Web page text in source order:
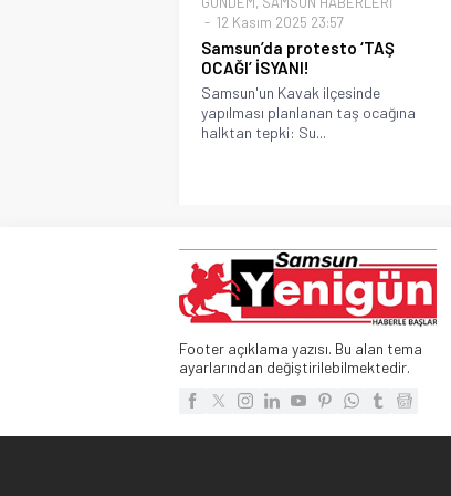
12 Kasım 2025 23:57
Samsun’da protesto ‘TAŞ
OCAĞI’ İSYANI!
Samsun'un Kavak ilçesinde
yapılması planlanan taş ocağına
halktan tepki: Su...
Footer açıklama yazısı. Bu alan tema
ayarlarından değiştirilebilmektedir.